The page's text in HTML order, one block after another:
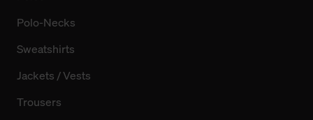
Polo-Necks
Sweatshirts
Jackets / Vests
Trousers